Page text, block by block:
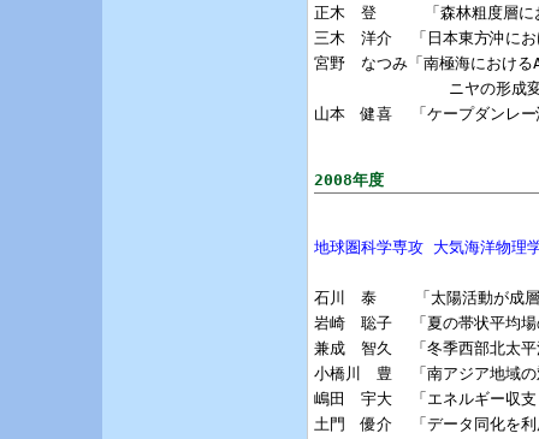
正木　登     「森林粗度層に
三木　洋介  「日本東方沖にお
宮野　なつみ「南極海におけ
ニヤの形成
山本　健喜  「ケープダンレー
2008年度
地球圏科学専攻 大気海洋物理
石川　泰    「太陽活動が成層
岩崎　聡子  「夏の帯状平均場
兼成　智久  「冬季西部北太平
小橋川　豊  「南アジア地域の
嶋田　宇大  「エネルギー収
土門　優介  「データ同化を利